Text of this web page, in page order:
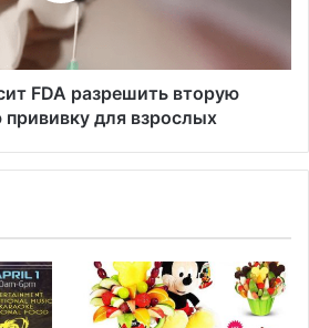
FDA разрешить вторую
прививку для взрослых